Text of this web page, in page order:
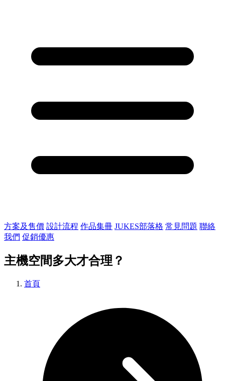
方案及售價 設計流程 作品集冊 JUKES部落格 常見問題 聯絡
我們 促銷優惠
主機空間多大才合理？
首頁